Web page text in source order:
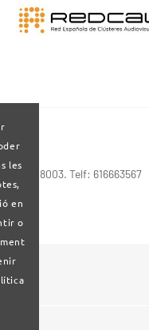
08003. Telf: 616663567
les
en
o